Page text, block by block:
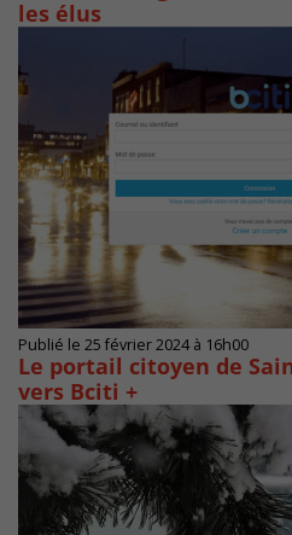
les élus
Publié le 25 février 2024 à 16h00
Le portail citoyen de
vers Bciti +